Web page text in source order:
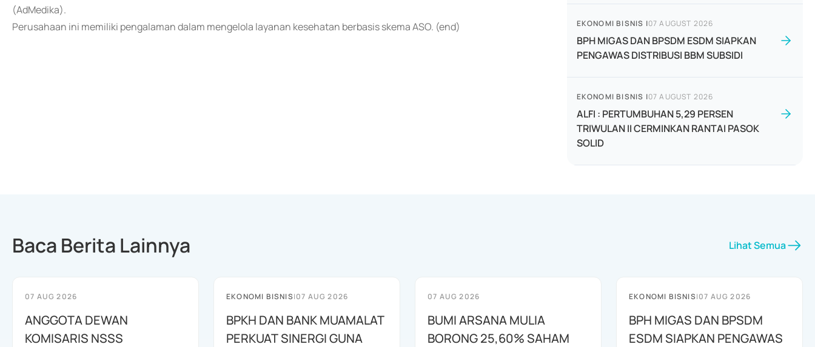
(AdMedika).
Perusahaan ini memiliki pengalaman dalam mengelola layanan kesehatan berbasis skema ASO. (end)
EKONOMI BISNIS |07 AUGUST 2026
BPH MIGAS DAN BPSDM ESDM SIAPKAN
PENGAWAS DISTRIBUSI BBM SUBSIDI
EKONOMI BISNIS |07 AUGUST 2026
ALFI : PERTUMBUHAN 5,29 PERSEN
TRIWULAN II CERMINKAN RANTAI PASOK
SOLID
Baca Berita Lainnya Lihat Semua
07 AUG 2026
ANGGOTA DEWAN
KOMISARIS NSSS
EKONOMI BISNIS|07 AUG 2026
BPKH DAN BANK MUAMALAT
PERKUAT SINERGI GUNA
07 AUG 2026
BUMI ARSANA MULIA
BORONG 25,60% SAHAM
EKONOMI BISNIS|07 AUG 2026
BPH MIGAS DAN BPSDM
ESDM SIAPKAN PENGAWAS